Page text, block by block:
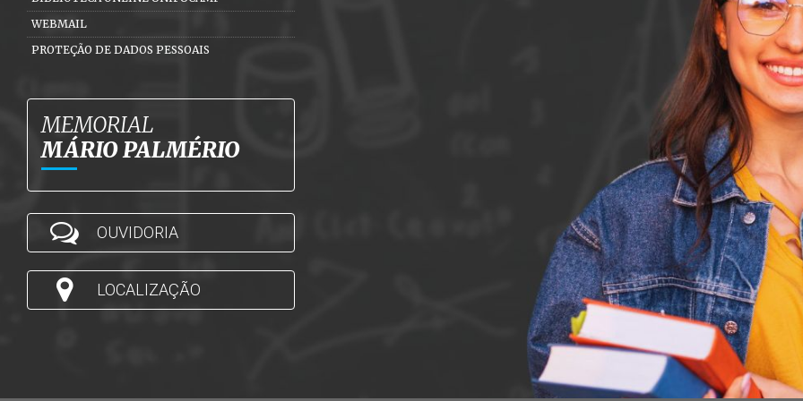
WEBMAIL
PROTEÇÃO DE DADOS PESSOAIS
MEMORIAL
MÁRIO PALMÉRIO
OUVIDORIA
LOCALIZAÇÃO